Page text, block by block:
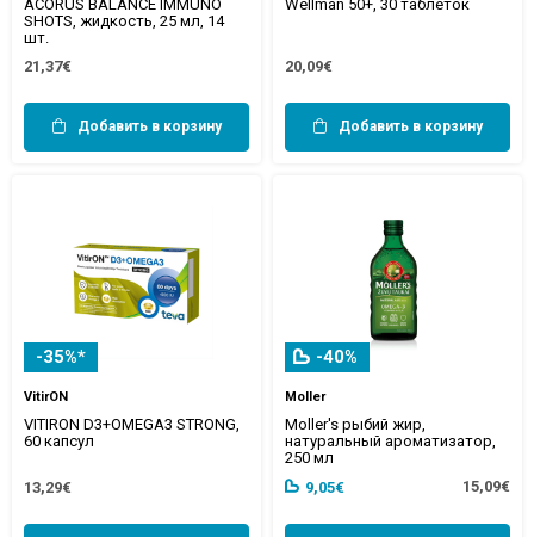
ACORUS BALANCE IMMUNO
SHOTS, жидкость, 25 мл, 14
шт.
21,37€
Добавить в корзину
Wellman 50+, 30 таблеток
20,09€
Добавить в корзину
-35%*
VitirON
VITIRON D3+OMEGA3 STRONG,
60 капсул
13,29€
-40%
Moller
Moller's рыбий жир,
натуральный ароматизатор,
250 мл
9,05€
15,09€